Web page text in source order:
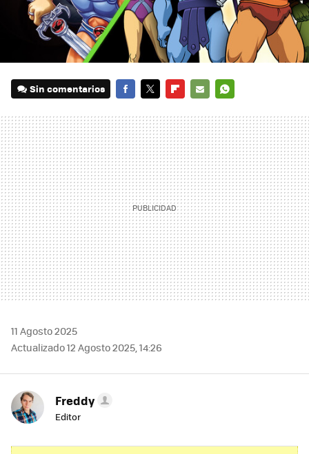
Sin comentarios
MAIL
11 Agosto 2025
Actualizado 12 Agosto 2025, 14:26
Freddy
Editor